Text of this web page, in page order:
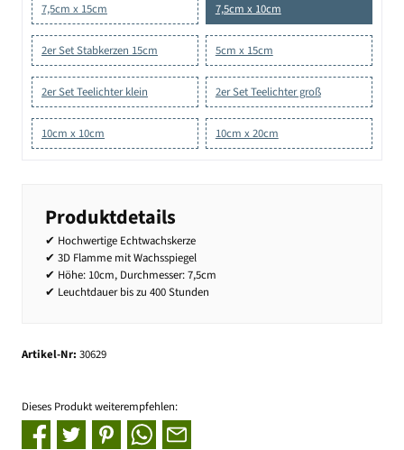
7,5cm x 15cm 7,5cm x 10cm
2er Set Stabkerzen 15cm 5cm x 15cm
2er Set Teelichter klein 2er Set Teelichter groß
10cm x 10cm 10cm x 20cm
Produktdetails
✔ Hochwertige Echtwachskerze
✔ 3D Flamme mit Wachsspiegel
✔ Höhe: 10cm, Durchmesser: 7,5cm
✔ Leuchtdauer bis zu 400 Stunden
Artikel-Nr: 30629
Dieses Produkt weiterempfehlen: